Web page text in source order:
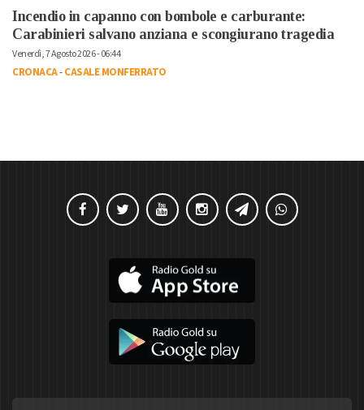
Incendio in capanno con bombole e carburante:
Carabinieri salvano anziana e scongiurano tragedia
Venerdì, 7 Agosto 2026 - 06:44
CRONACA-CASALE MONFERRATO